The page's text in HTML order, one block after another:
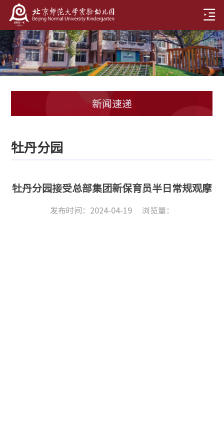
新闻速递
牡丹分园
牡丹分园接受总部集团新保育员半日常规观摩
发布时间：2024-04-19 浏览量：